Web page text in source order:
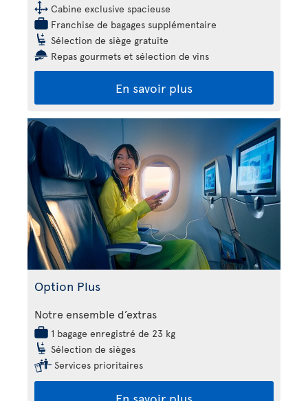
Cabine exclusive spacieuse
Franchise de bagages supplémentaire
Sélection de siège gratuite
Repas gourmets et sélection de vins
En savoir plus
Option Plus
Notre ensemble d’extras
1 bagage enregistré de 23 kg
Sélection de sièges
Services prioritaires